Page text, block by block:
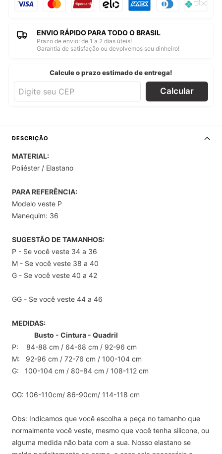
ENVIO RÁPIDO PARA TODO O BRASIL
Prazo de envio: de 1 a 2 dias úteis!
Garantia de satisfação ou devolvemos seu dinheiro!
Calcule o prazo estimado de entrega!
Calcular
DESCRIÇÃO
MATERIAL:
Poliéster / Elastano
PARA REFERÊNCIA:
Modelo veste P
Manequim: 36
SUGESTÃO DE TAMANHOS:
P - Se você veste 34 a 36
M - Se você veste 38 a 40
G - Se você veste 40 a 42
GG - Se você veste 44 a 46
MEDIDAS:
Busto - Cintura - Quadril
P: 84-88 cm / 64-68 cm / 92-96 cm
M: 92-96 cm / 72-76 cm / 100-104 cm
G: 100-104 cm / 80–84 cm / 108-112 cm
GG: 106-110cm/ 86-90cm/ 114-118 cm
Obs: Indicamos que você escolha a peça no tamanho que
normalmente você veste, mesmo que você tenha silicone, ou
alguma medida não bata com a sua. Nosso elastano se